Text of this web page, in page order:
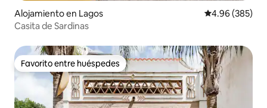
Alojamiento en Lagos Calificación
4.96 (385)
Casita de Sardinas
Favorito entre huéspedes
Favorito entre huéspedes